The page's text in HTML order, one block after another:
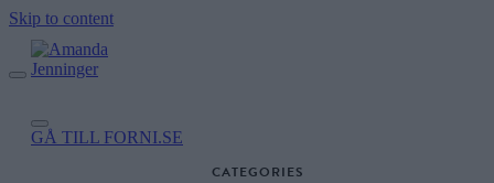
Skip to content
GÅ TILL FORNI.SE
CATEGORIES